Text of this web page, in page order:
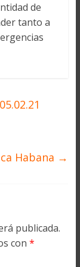
de
tanto a
Habana →
publicada.
con *